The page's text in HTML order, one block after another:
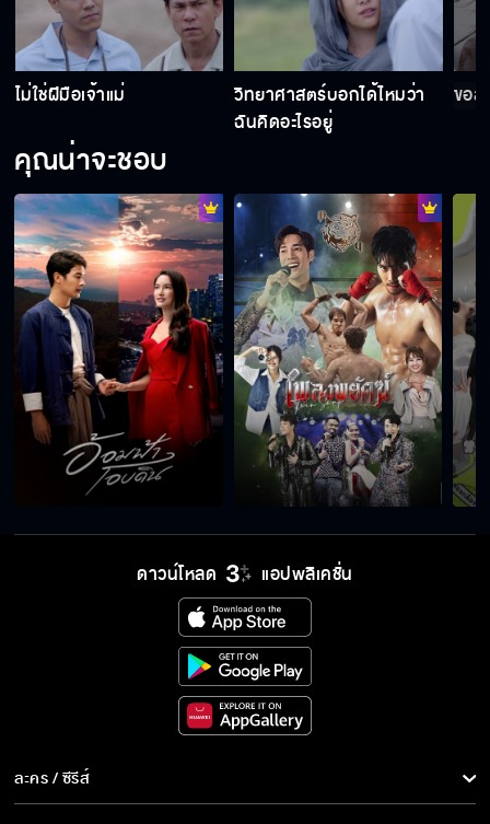
ไม่ใช่ฝีมือเจ้าแม่
วิทยาศาสตร์บอกได้ไหมว่า
ฉันคิดอะไรอยู่
ขอ
คุณน่าจะชอบ
ดาวน์โหลด แอปพลิเคชั่น
ละคร / ซีรีส์
ละคร/ซีรีส์